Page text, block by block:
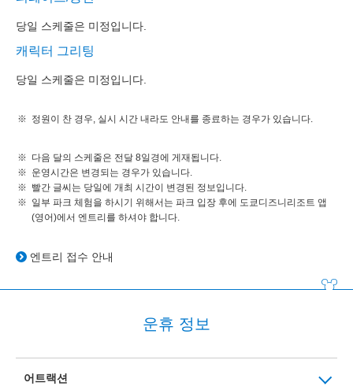
당일 스케줄은 미정입니다.
캐릭터 그리팅
당일 스케줄은 미정입니다.
정원이 찬 경우, 실시 시간 내라도 안내를 종료하는 경우가 있습니다.
다음 달의 스케줄은 전달 8일경에 게재됩니다.
운영시간은 변경되는 경우가 있습니다.
빨간 글씨는 당일에 개최 시간이 변경된 정보입니다.
일부 파크 체험을 하시기 위해서는 파크 입장 후에 도쿄디즈니리조트 앱
(영어)에서 엔트리를 하셔야 합니다.
엔트리 접수 안내
운휴 정보
어트랙션